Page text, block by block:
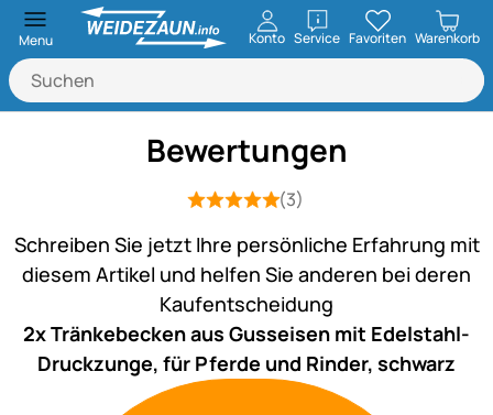
Menu Konto ServiceöffnenFavoriten Warenkorb
Bewertungen
Bewertung: 5 von 5 (3 Bewertungen)
3 Bewertungen
(3)
Schreiben Sie jetzt Ihre persönliche Erfahrung mit
diesem Artikel und helfen Sie anderen bei deren
Kaufentscheidung
2x Tränkebecken aus Gusseisen mit Edelstahl-
Druckzunge, für Pferde und Rinder, schwarz